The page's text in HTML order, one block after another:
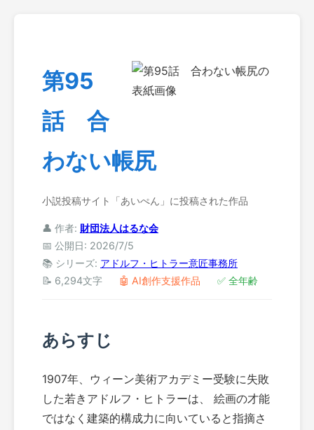
第95
話 合
わない帳尻
小説投稿サイト「あいぺん」に投稿された作品
👤 作者: 財団法人はるな会
📅 公開日: 2026/7/5
📚 シリーズ: アドルフ・ヒトラー意匠事務所
📝 6,294文字
🤖 AI創作支援作品 ✅ 全年齢
あらすじ
1907年、ウィーン美術アカデミー受験に失敗
した若きアドルフ・ヒトラーは、 絵画の才能
ではなく建築的構成力に向いていると指摘さ